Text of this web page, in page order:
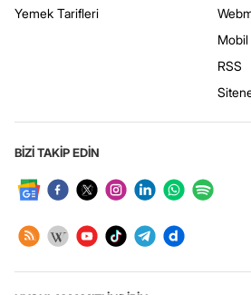
Yemek Tarifleri
RSS
BİZİ TAKİP EDİN